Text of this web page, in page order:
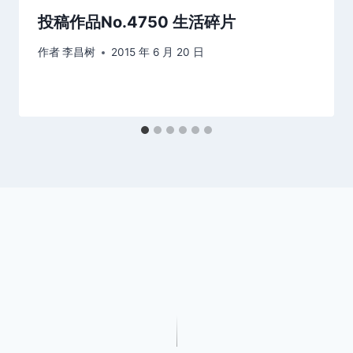
投稿作品No.4750 生活碎片
作者李昌树 2015 年 6 月 20 日